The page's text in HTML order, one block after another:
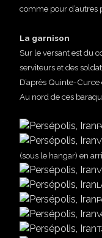
comme pour d’autres
La garnison
Sur le versant est du
serviteurs et des
D’après Quinte-
Au nord de ces
(sous le hangar) en